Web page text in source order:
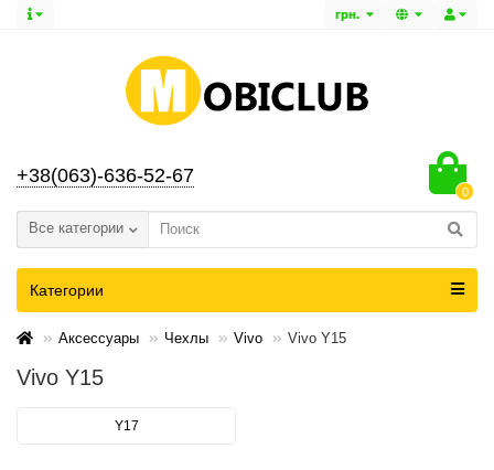
грн.
+38(063)-636-52-67
0
Все категории
Категории
Аксессуары Чехлы Vivo Vivo Y15
Vivo Y15
Y17